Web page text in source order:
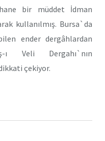
bir müddet İdman
kullanılmış. Bursa`da
ender dergâhlardan
ı Veli Dergahı`nın
çekiyor.